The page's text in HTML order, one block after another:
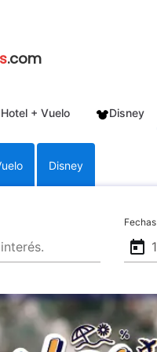
.com
Hotel + Vuelo Disney
Disney
Fechas
today